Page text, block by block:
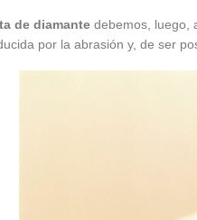
de diamante debemos, luego,
por la abrasión y, de ser